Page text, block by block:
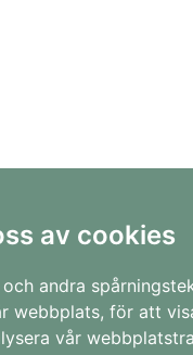
av cookies
andra
webbplats, för att
vår